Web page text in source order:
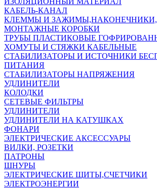
КАБЕЛЬ-КАНАЛ
КЛЕММЫ И
МОНТАЖНЫЕ КОРОБКИ
ТРУБЫ ПЛАСТИКОВЫЕ
ХОМУТЫ И СТЯЖКИ КАБЕЛЬНЫЕ
СТАБИЛИЗАТОРЫ И ИСТОЧНИКИ
ПИТАНИЯ
СТАБИЛИЗАТОРЫ НАПРЯЖЕНИЯ
УДЛИНИТЕЛИ
КОЛОДКИ
СЕТЕВЫЕ ФИЛЬТРЫ
УДЛИНИТЕЛИ
УДЛИНИТЕЛИ НА КАТУШКАХ
ФОНАРИ
ЭЛЕКТРИЧЕСКИЕ АКСЕССУАРЫ
ВИЛКИ, РОЗЕТКИ
ПАТРОНЫ
ШНУРЫ
ЭЛЕКТРИЧЕСКИЕ ЩИТЫ,СЧЕТЧИКИ
ЭЛЕКТРОЭНЕРГИИ